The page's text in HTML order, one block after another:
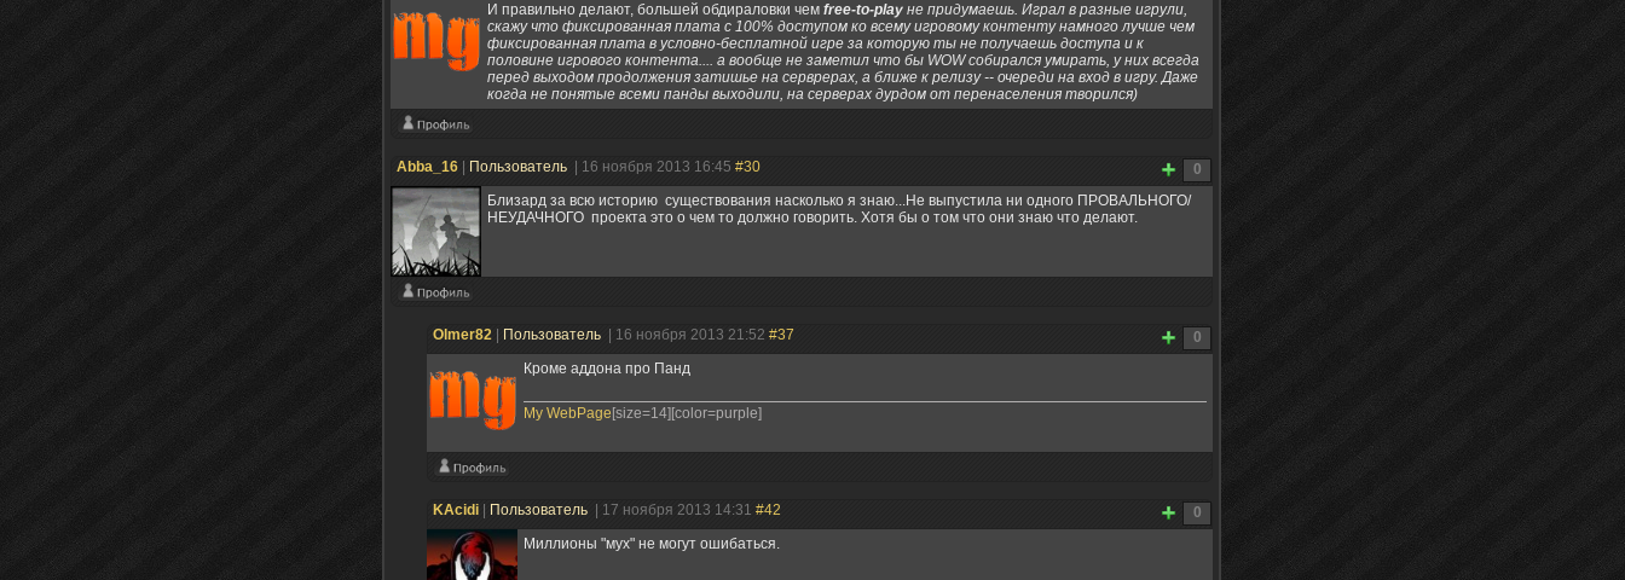
И правильно делают, большей обдираловки чем free-to-play не придумаешь. Играл в разные игрули,
скажу что фиксированная плата с 100% доступом ко всему игровому контенту намного лучше чем
фиксированная плата в условно-бесплатной игре за которую ты не получаешь доступа и к
половине игрового контента.... а вообще не заметил что бы WOW собирался умирать, у них всегда
перед выходом продолжения затишье на серврерах, а ближе к релизу -- очереди на вход в игру. Даже
когда не понятые всеми панды выходили, на серверах дурдом от перенаселения творился)
0
Abba_16 Пользователь | 16 ноября 2013 16:45 #30
Близард за всю историю существования насколько я знаю...Не выпустила ни одного ПРОВАЛЬНОГО/
НЕУДАЧНОГО проекта это о чем то должно говорить. Хотя бы о том что они знаю что делают.
0
Olmer82 Пользователь | 16 ноября 2013 21:52 #37
Кроме аддона про Панд
My WebPage [size=14][color=purple]
0
KAcidi Пользователь | 17 ноября 2013 14:31 #42
Миллионы "мух" не могут ошибаться.